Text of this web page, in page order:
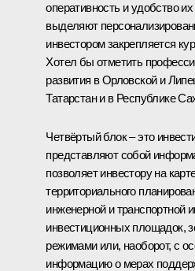
оперативность и удобство
выделяют
инвестором закрепляется
Хотел бы отметить
развития в Орловской и
Татарстан и в Республике
Четвёртый блок – это
представляют собой
позволяет инвестору на
территориального
инженерной и транспортной
инвестиционных площадок,
режимами или, наоборот, с
информацию о мерах